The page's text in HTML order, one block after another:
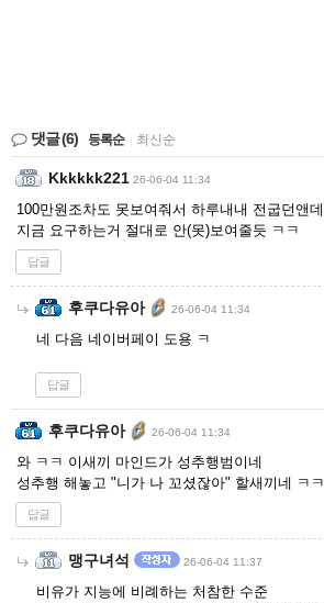
댓글(6) 등록순 최신순
Kkkkkk221 26-06-04 11:34
100만원조차도 못보여줘서 하루내내 전굽던앤데
지금 요구하는거 절대로 안(못)보여줄듯 ㅋㅋ
답글
후쿠다유아 26-06-04 11:34
네 다음 네이버페이 도용 ㅋ
답글
후쿠다유아 26-06-04 11:34
와 ㅋㅋ 이새끼 마인드가 성추행범이네
성추행 해놓고 "니가 나 꼬셨잖아" 할새끼네 ㅋㅋ
답글
맹구녀석 26-06-04 11:37
비유가 지능에 비례하는 처참한 수준